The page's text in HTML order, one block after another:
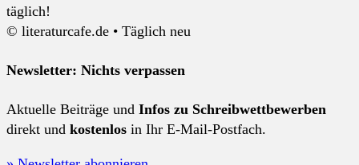
täglich!
© literaturcafe.de • Täglich neu
Newsletter: Nichts verpassen
Aktuelle Beiträge und Infos zu Schreibwettbewerben
direkt und kostenlos in Ihr E-Mail-Postfach.